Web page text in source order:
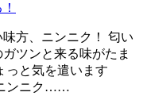
方、ニンニク！ 匂い
ツンと来る味がたま
っと気を遣います
ンニク……